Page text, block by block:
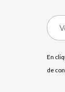
En
de